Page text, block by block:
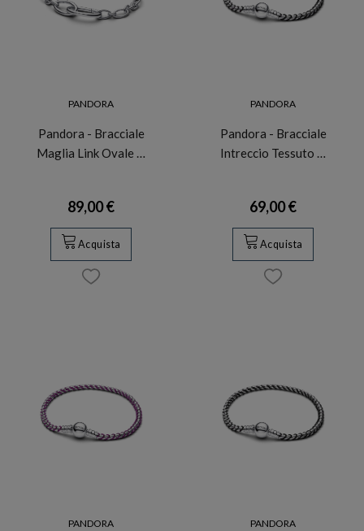
PANDORA
Pandora - Bracciale
Maglia Link Ovale …
89,00 €
Acquista
PANDORA
Pandora - Bracciale
Intreccio Tessuto …
69,00 €
Acquista
PANDORA PANDORA